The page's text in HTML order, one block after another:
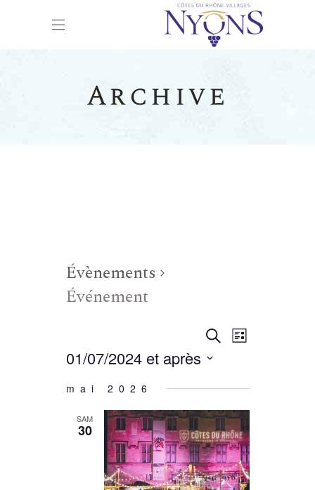
Archive
Évènements
Événement
R
e
c
h
Recherche
N
v
i
g
Liste
01/07/2024 et après
une
date.
mai 2026
SAM
30